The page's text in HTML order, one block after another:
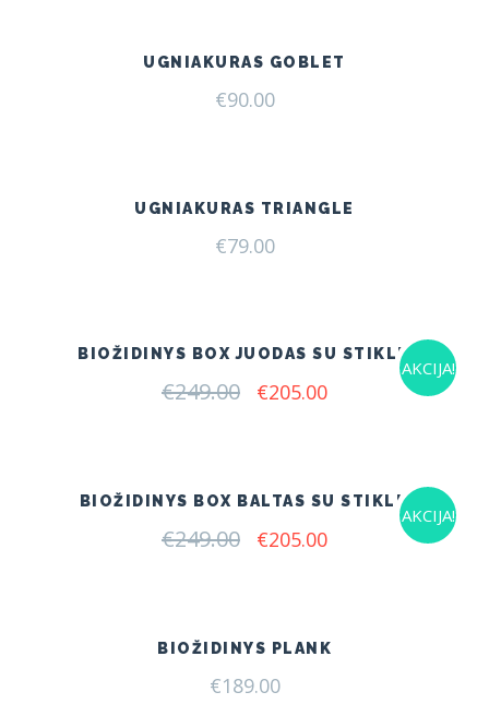
UGNIAKURAS GOBLET
€90.00
UGNIAKURAS TRIANGLE
€79.00
AKCIJA!
BIOŽIDINYS BOX JUODAS SU STIKLU
€249.00 Original
€205.00Current
AKCIJA!
BIOŽIDINYS BOX BALTAS SU STIKLU
€249.00 Original
€205.00Current
BIOŽIDINYS PLANK
€189.00